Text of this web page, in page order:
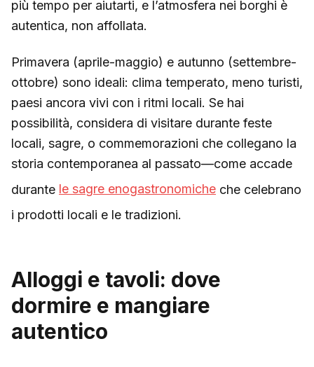
più tempo per aiutarti, e l’atmosfera nei borghi è
autentica, non affollata.
Primavera (aprile-maggio) e autunno (settembre-
ottobre) sono ideali: clima temperato, meno turisti,
paesi ancora vivi con i ritmi locali. Se hai
possibilità, considera di visitare durante feste
locali, sagre, o commemorazioni che collegano la
storia contemporanea al passato—come accade
durante le sagre enogastronomiche che celebrano
i prodotti locali e le tradizioni.
Alloggi e tavoli: dove
dormire e mangiare
autentico